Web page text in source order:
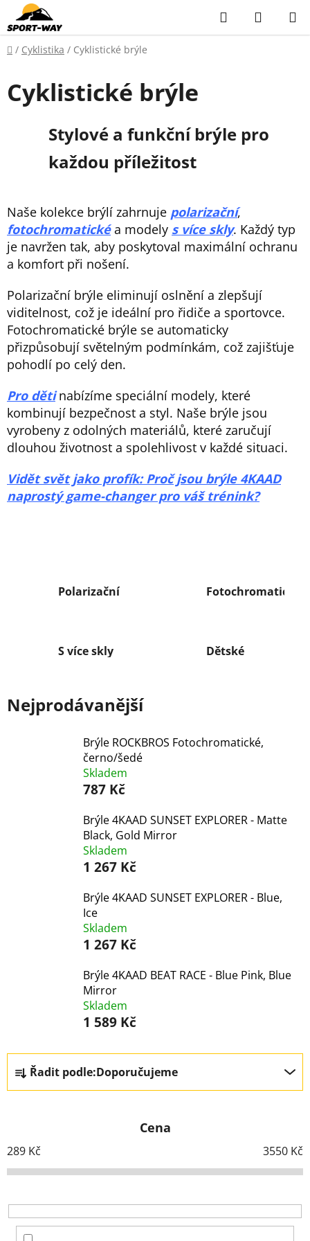
Přejít
na
obsah
Hledat
KOŠÍK
Domů
/ Cyklistika / Cyklistické brýle
Cyklistické brýle
Stylové a funkční brýle pro
každou příležitost
Naše kolekce brýlí zahrnuje polarizační,
fotochromatickéa modely s více skly. Každý typ
je navržen tak, aby poskytoval maximální ochranu
a komfort při nošení.
Polarizační brýle eliminují oslnění a zlepšují
viditelnost, což je ideální pro řidiče a sportovce.
Fotochromatické brýle se automaticky
přizpůsobují světelným podmínkám, což zajišťuje
pohodlí po celý den.
Pro dětinabízíme speciální modely, které
kombinují bezpečnost a styl. Naše brýle jsou
vyrobeny z odolných materiálů, které zaručují
dlouhou životnost a spolehlivost v každé situaci.
Vidět svět jako profík: Proč jsou brýle 4KAAD
naprostý game-changer pro váš trénink?
Polarizační Fotochromatické
S více skly Dětské
Nejprodávanější
Brýle ROCKBROS Fotochromatické,
černo/šedé
Skladem
787 Kč
Brýle 4KAAD SUNSET EXPLORER - Matte
Black, Gold Mirror
Skladem
1 267 Kč
Brýle 4KAAD SUNSET EXPLORER - Blue,
Ice
Skladem
1 267 Kč
Brýle 4KAAD BEAT RACE - Blue Pink, Blue
Mirror
Skladem
1 589 Kč
Ř
a
z
í
p
o
d
Řadit podle:Doporučujeme
Cena
289 Kč 3550 Kč